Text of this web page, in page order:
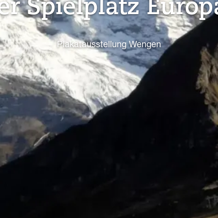
Spielplatz
Plakatausstellung Wengen